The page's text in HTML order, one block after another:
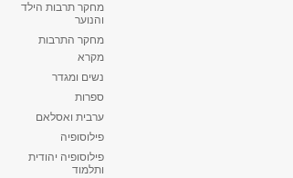
מחקר תרבות הילד
והנוער
מחקר התרבות
מקרא
נשים ומגדר
ספרות
ערבית ואסלאם
פילוסופיה
פילוסופיה יהודית
ותלמוד